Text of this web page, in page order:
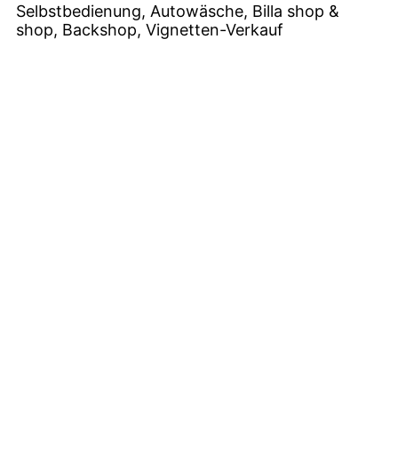
Selbstbedienung, Autowäsche, Billa shop &
shop, Backshop, Vignetten-Verkauf